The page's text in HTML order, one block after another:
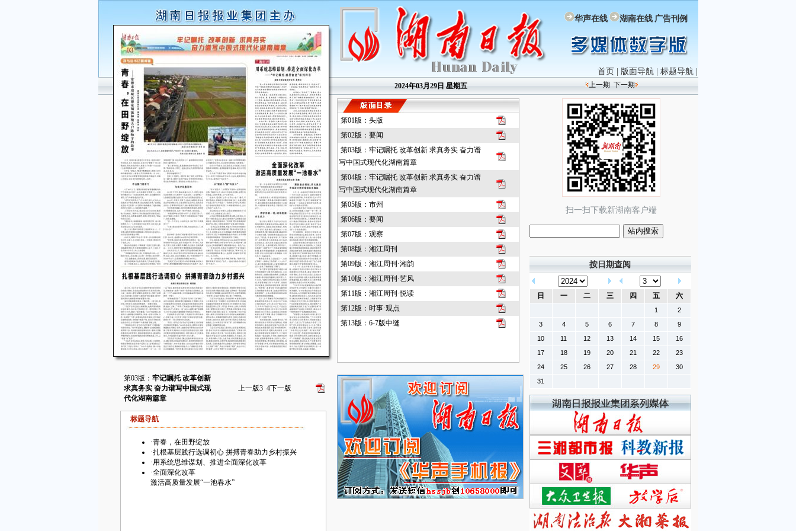
第03版： 牢记嘱托 改革创新
求真务实 奋力谱写中国式现
代化湖南篇章
上一版3 4下一版
标题导航
·青春，在田野绽放
·扎根基层践行选调初心 拼搏青春助力乡村振兴
·用系统思维谋划、推进全面深化改革
·全面深化改革
激活高质量发展“一池春水”
华声在线 湖南在线 广告刊例
首页 版面导航| 标题导航|
2024年03月29日 星期五 上一期 下一期
第01版：头版
第02版：要闻
第03版：牢记嘱托 改革创新 求真务实 奋力谱
写中国式现代化湖南篇章
第04版：牢记嘱托 改革创新 求真务实 奋力谱
写中国式现代化湖南篇章
第05版：市州
第06版：要闻
第07版：观察
第08版：湘江周刊
第09版：湘江周刊·湘韵
第10版：湘江周刊·艺风
第11版：湘江周刊·悦读
第12版：时事·观点
第13版：6-7版中缝
扫一扫下载新湖南客户端
按日期查阅
日 一 二 三 四 五 六
1
2
3
4 5 6 7 8
9
10
11 12 13 14 15
16
17
18 19 20 21 22
23
24
25 26 27 28 29
30
31